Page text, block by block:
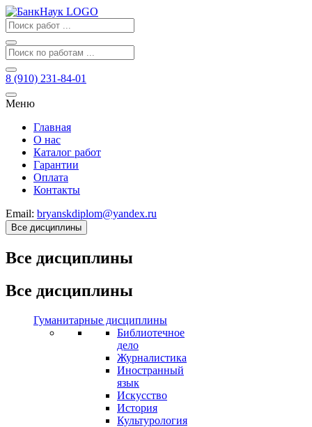
8 (910) 231-84-01
Меню
Главная
О нас
Каталог работ
Гарантии
Оплата
Контакты
Email: bryanskdiplom@yandex.ru
Все дисциплины
Все дисциплины
Все дисциплины
Гуманитарные дисциплины
Библиотечное
дело
Журналистика
Иностранный
язык
Искусство
История
Культурология